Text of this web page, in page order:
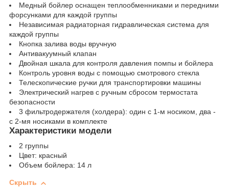
Медный бойлер оснащен теплообменниками и передними
форсунками для каждой группы
Независимая радиаторная гидравлическая система для
каждой группы
Кнопка залива воды вручную
Антивакуумный клапан
Двойная шкала для контроля давления помпы и бойлера
Контроль уровня воды с помощью смотрового стекла
Телескопические ручки для транспортировки машины
Электрический нагрев с ручным сбросом термостата
безопасности
3 фильтродержателя (холдера): один с 1-м носиком, два -
с 2-мя носиками в комплекте
Характеристики модели
2 группы
Цвет: красный
Объем бойлера: 14 л
Скрыть